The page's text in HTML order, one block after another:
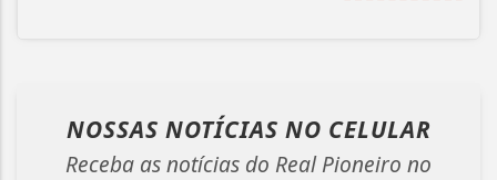
NOSSAS NOTÍCIAS NO CELULAR
Receba as notícias do Real Pioneiro no